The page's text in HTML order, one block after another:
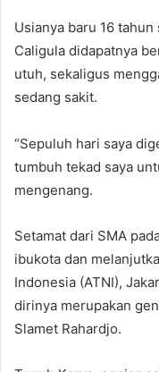
Usianya baru 16
Caligula didapatnya
utuh, sekaligus
sedang sakit.
“Sepuluh hari saya
tumbuh tekad saya
mengenang.
Setamat dari SMA
ibukota dan
Indonesia (ATNI),
dirinya merupakan
Slamet Rahardjo.